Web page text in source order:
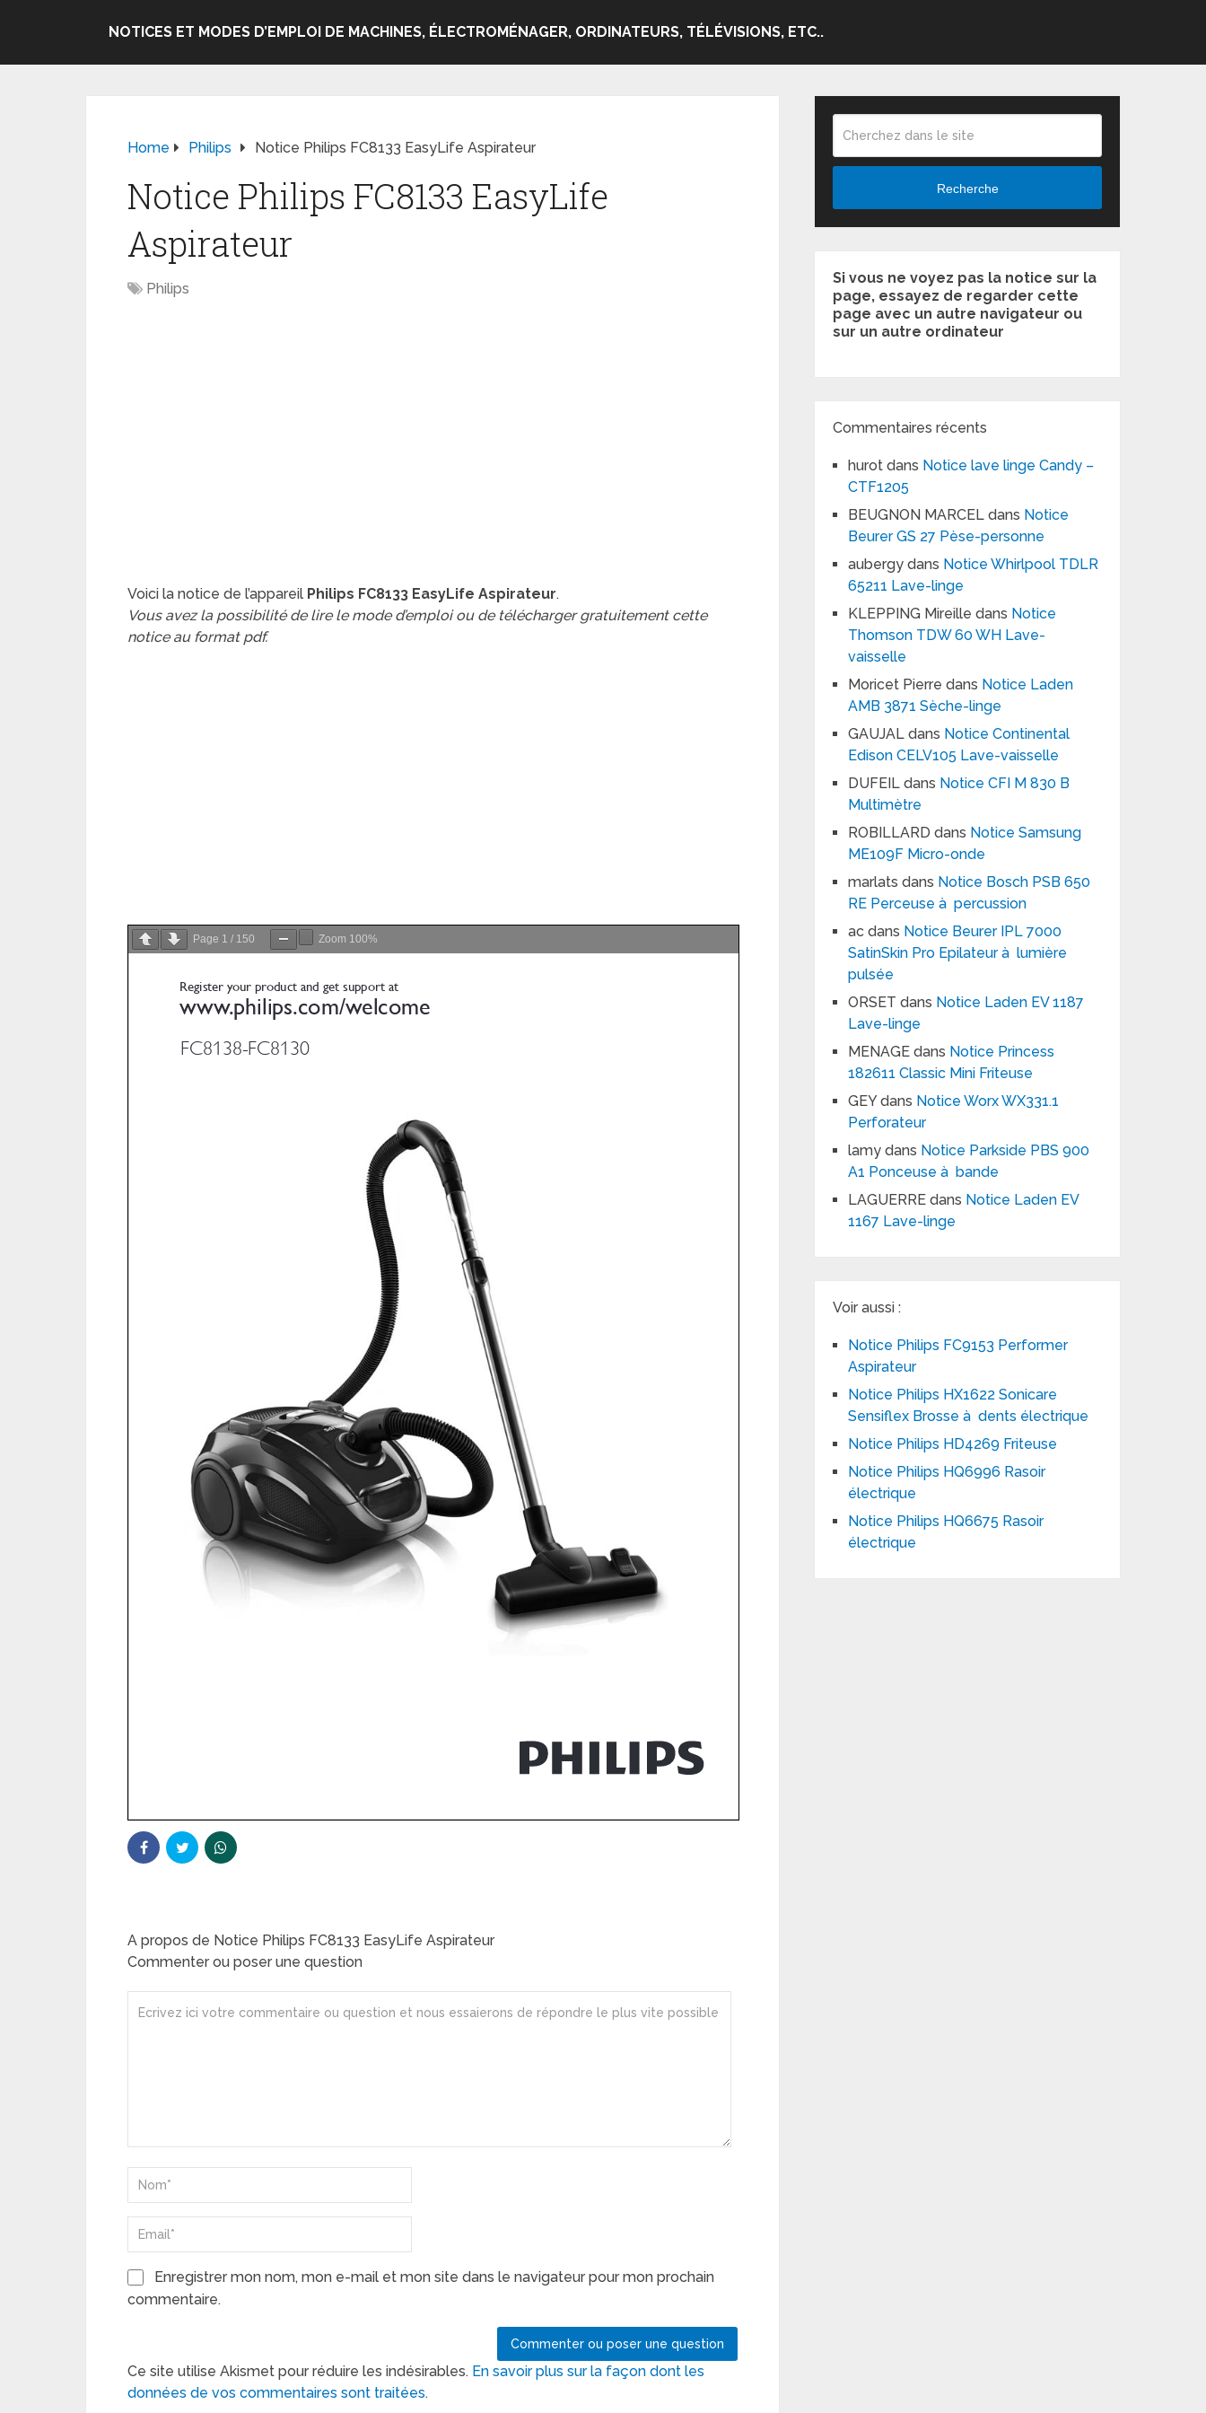
NOTICES ET MODES D’EMPLOI DE MACHINES, ÉLECTROMÉNAGER, ORDINATEURS, TÉLÉVISIONS, ETC..
Home Philips Notice Philips FC8133 EasyLife Aspirateur
Notice Philips FC8133 EasyLife
Aspirateur
Philips
Voici la notice de l’appareil Philips FC8133 EasyLife Aspirateur.
Vous avez la possibilité de lire le mode d’emploi ou de télécharger gratuitement cette
notice au format pdf.
Page 1 / 150 Zoom 100%
A propos de Notice Philips FC8133 EasyLife Aspirateur
Commenter ou poser une question
Enregistrer mon nom, mon e-mail et mon site dans le navigateur pour mon prochain
commentaire.
Ce site utilise Akismet pour réduire les indésirables. En savoir plus sur la façon dont les
données de vos commentaires sont traitées.
Recherche
Si vous ne voyez pas la notice sur la
page, essayez de regarder cette
page avec un autre navigateur ou
sur un autre ordinateur
Commentaires récents
hurot dans Notice lave linge Candy –
CTF1205
BEUGNON MARCEL dans Notice
Beurer GS 27 Pèse-personne
aubergy dans Notice Whirlpool TDLR
65211 Lave-linge
KLEPPING Mireille dans Notice
Thomson TDW 60 WH Lave-
vaisselle
Moricet Pierre dans Notice Laden
AMB 3871 Sèche-linge
GAUJAL dans Notice Continental
Edison CELV105 Lave-vaisselle
DUFEIL dans Notice CFI M 830 B
Multimètre
ROBILLARD dans Notice Samsung
ME109F Micro-onde
marlats dans Notice Bosch PSB 650
RE Perceuse à percussion
ac dans Notice Beurer IPL 7000
SatinSkin Pro Epilateur à lumière
pulsée
ORSET dans Notice Laden EV 1187
Lave-linge
MENAGE dans Notice Princess
182611 Classic Mini Friteuse
GEYdans Notice Worx WX331.1
Perforateur
lamy dans Notice Parkside PBS 900
A1 Ponceuse à bande
LAGUERRE dans Notice Laden EV
1167 Lave-linge
Voir aussi :
Notice Philips FC9153 Performer
Aspirateur
Notice Philips HX1622 Sonicare
Sensiflex Brosse à dents électrique
Notice Philips HD4269 Friteuse
Notice Philips HQ6996 Rasoir
électrique
Notice Philips HQ6675 Rasoir
électrique